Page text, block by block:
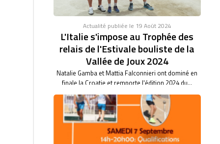
Actualité publiée le 19 Août 2024
L'Italie s'impose au Trophée des
relais de l'Estivale bouliste de la
Vallée de Joux 2024
Natalie Gamba et Mattia Falconnieri ont dominé en
finale la Croatie et remporte l'édition 2024 du...